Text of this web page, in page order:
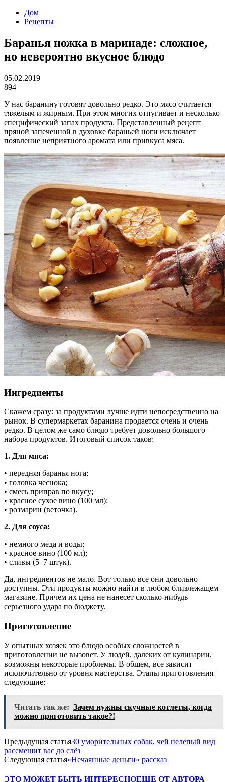
Дом
Рецепты
Баранья ножка в маринаде: сложное,
но невероятно вкусное блюдо
05.02.2019
894
У нас баранину готовят довольно редко. Это мясо считается
тяжелым и жирным. При этом многих отпугивает и несколько
специфический запах продукта. Представленный рецепт
пряной запеченной в духовке бараньей ноги исключает
появление неприятного аромата или привкуса мяса.
Ингредиенты
Скажем сразу: за продуктами лучше идти непосредственно на
рынок. В супермаркетах баранина продается очень и очень
редко. В целом же само блюдо требует довольно большого
набора продуктов. Итоговый список таков:
1. Для мяса:
• передняя баранья нога;
• головка чеснока;
• смесь приправ по вкусу;
• красное сухое вино (100 мл);
• розмарин (веточка).
2. Для соуса:
• немного меда и воды;
• красное вино (100 мл);
• сливы (5–7 штук).
Да, ингредиентов не мало. Вот только все они довольно
доступны. Эти продукты можно найти в любом близлежащем
магазине. Причем их цена не нанесет сколько-нибудь
серьезного удара по бюджету.
Приготовление
У опытных хозяек это блюдо особых сложностей в
приготовлении не вызовет. У людей, далеких от кулинарии,
возможны некоторые проблемы. В общем, все зависит
исключительно от уровня мастерства. Этапы приготовления
следующие:
Читать так же: Зачем нужны скучные котлеты, когда
можно приготовить такое?!
Предыдущая статья30 уморительных собак, чей нелепый вид
рассмешит вас до слёз
Следующая статья«Нечаянные деньги» рассказ
ЭТО МОЖЕТ БЫТЬ ИНТЕРЕСНОЕЩЕ ОТ АВТОРА